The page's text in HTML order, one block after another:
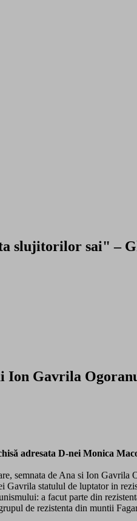
slujitorilor sai" –
Gavrila
adresata D-nei Monica
semnata de Ana si Ion Gavrila
Gavrila statulul de luptator in
a facut parte din
de rezistenta din muntii